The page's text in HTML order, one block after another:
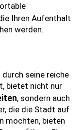
Ihren Aufenthalt
werden.
seine reiche
bietet nicht nur
, sondern auch
die die Stadt auf
möchten, bieten